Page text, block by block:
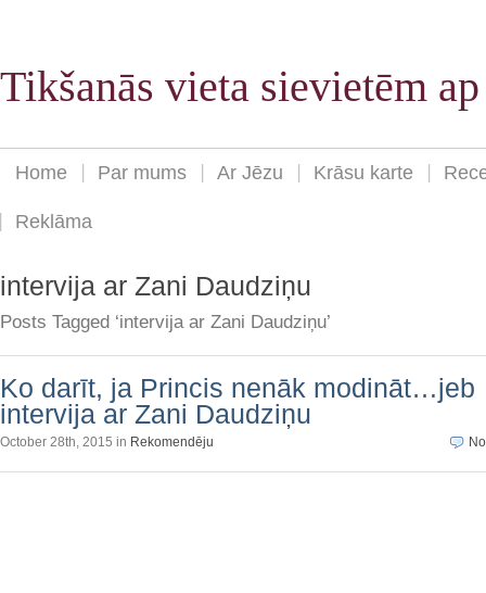
Tikšanās vieta sievietēm
Home Par mums Ar Jēzu Krāsu karte
Reklāma
intervija ar Zani Daudziņu
Posts Tagged ‘intervija ar Zani Daudziņu’
Ko darīt, ja Princis nenāk modināt…jeb
intervija ar Zani Daudziņu
October 28th, 2015 in Rekomendēju